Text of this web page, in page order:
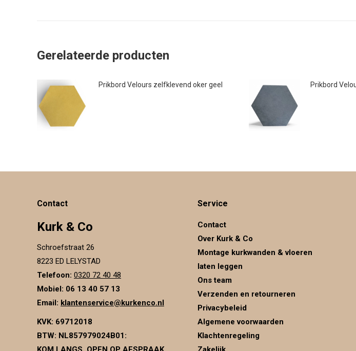
Gerelateerde producten
Prikbord Velours zelfklevend oker geel Prikbord
Contact
Kurk & Co
Schroefstraat 26
8223 ED LELYSTAD
Telefoon: 0320 72 40 48
Mobiel: 06 13 40 57 13
Email: klantenservice@kurkenco.nl
KVK: 69712018
BTW: NL857979024B01 :
Service
Contact
Over Kurk & Co
Montage kurkwanden & vloeren
laten leggen
Ons team
Verzenden en retourneren
Privacybeleid
Algemene voorwaarden
Klachtenregeling